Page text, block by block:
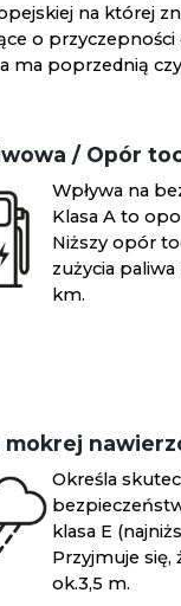
na której
o przyczepności
ma poprzednią
/ Opór
Wpływa na
Klasa A to
Niższy opór
zużycia
km.
mokrej
Określa
klasa E
Przyjmuje się,
ok.3,5 m.